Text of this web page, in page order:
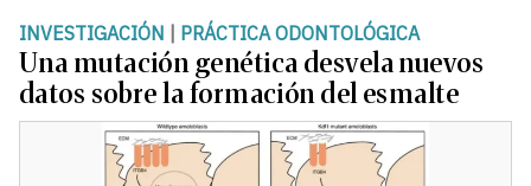
INVESTIGACIÓN | PRÁCTICA ODONTOLÓGICA
Una mutación genética desvela nuevos
datos sobre la formación del esmalte